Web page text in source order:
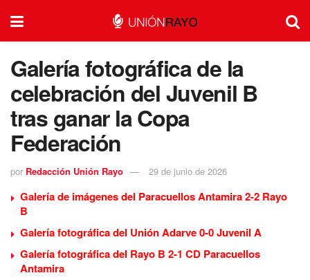
Galería fotográfica de la
celebración del Juvenil B
tras ganar la Copa
Federación
por Redacción Unión Rayo 29 de junio de 2026
Galería de imágenes del Paracuellos Antamira 2-2 Rayo
B
Galería fotográfica del Unión Adarve 0-0 Juvenil A
Galería fotográfica del Rayo B 2-1 CD Paracuellos
Antamira